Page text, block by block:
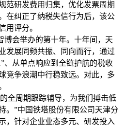
范研发费用归集，优化发票周期
在纠正了纳税失信行为后，该公
用评分。
会举办的第十年。十年间，天
发展同频共振、同向而行，通过
、从单点响应到全链护航的税收
竞争浪潮中行稳致远。对此，多
周期跟踪辅导，为我们搏击低
。”中国铁塔股份有限公司天津分
，针对企业业态多元、研发投入